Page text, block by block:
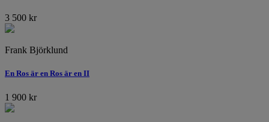
3 500 kr
Frank Björklund
En Ros är en Ros är en II
1 900 kr